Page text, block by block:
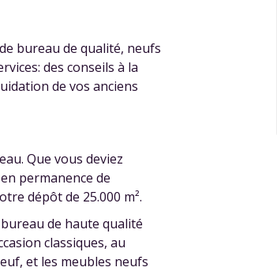
bureau de qualité, neufs
des conseils à la
de vos anciens
Que vous deviez
permanence de
dépôt de 25.000 m².
de haute qualité
classiques, au
et les meubles neufs